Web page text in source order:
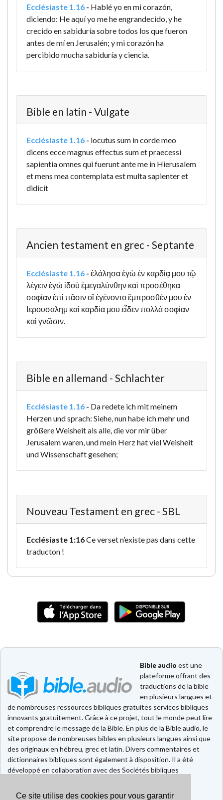
Ce site utilise des cookies pour vous garantir
Ecclésiaste 1.16 - Hablé yo en mi corazón,
diciendo: He aquí yo me he engrandecido, y he
crecido en sabiduría sobre todos los que fueron
antes de mí en Jerusalén; y mi corazón ha
percibido mucha sabiduría y ciencia.
Bible en latin - Vulgate
Ecclésiaste 1.16 - locutus sum in corde meo
dicens ecce magnus effectus sum et praecessi
sapientia omnes qui fuerunt ante me in Hierusalem
et mens mea contemplata est multa sapienter et
didicit
Ancien testament en grec - Septante
Ecclésiaste 1.16 - ἐλάλησα ἐγὼ ἐν καρδίᾳ μου τῷ
λέγειν ἐγὼ ἰδοὺ ἐμεγαλύνθην καὶ προσέθηκα
σοφίαν ἐπὶ πᾶσιν οἳ ἐγένοντο ἔμπροσθέν μου ἐν
Ιερουσαλημ καὶ καρδία μου εἶδεν πολλά σοφίαν
καὶ γνῶσιν.
Bible en allemand - Schlachter
Ecclésiaste 1.16 - Da redete ich mit meinem
Herzen und sprach: Siehe, nun habe ich mehr und
größere Weisheit als alle, die vor mir über
Jerusalem waren, und mein Herz hat viel Weisheit
und Wissenschaft gesehen;
Nouveau Testament en grec - SBL
Ecclésiaste 1:16Ce verset n’existe pas dans cette
traducton !
Bible audio est une
plateforme offrant des
traductions de la bible
en plusieurs langues et
de nombreuses ressources bibliques gratuites services bibliques
innovants gratuitement. Grâce à ce projet, tout le monde peut lire
et comprendre le message de la Bible. En plus de la Bible audio, le
site propose de nombreuses bibles en plusieurs langues ainsi que
des originaux en hébreu, grec et latin. Divers commentaires et
dictionnaires bibliques sont également à disposition. Il a été
développé en collaboration avec des Sociétés bibliques